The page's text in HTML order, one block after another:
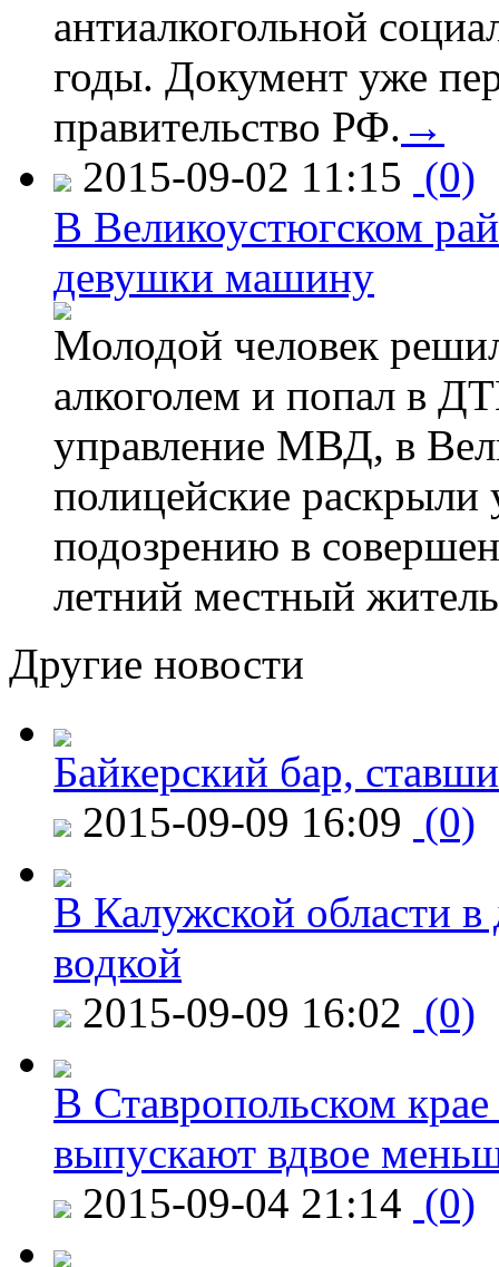
антиалкогольной
годы. Документ уже
правительство РФ. →
2015-09-02 11:15 (0)
В Великоустюгском
девушки машину
Молодой человек
алкоголем и попал в
управление МВД, в
полицейские
подозрению в
летний местный
Другие новости
Байкерский бар,
2015-09-09 16:09 (0)
В Калужской области в
водкой
2015-09-09 16:02 (0)
В Ставропольском
выпускают вдвое
2015-09-04 21:14 (0)